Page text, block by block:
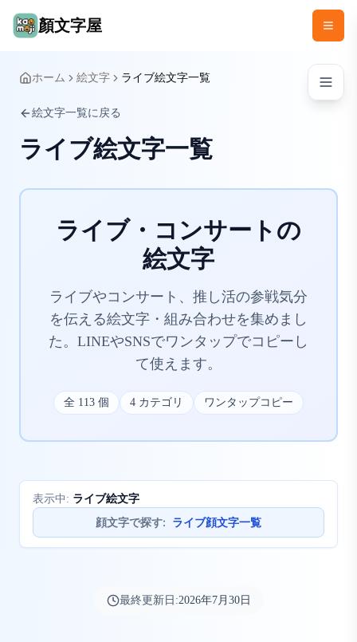
顏文字屋
ホーム 絵文字 ライブ絵文字一覧
絵文字一覧に戻る
ライブ絵文字一覧
ライブ・コンサートの
絵文字
ライブやコンサート、推し活の参戦気分
を伝える絵文字・組み合わせを集めまし
た。LINEやSNSでワンタップでコピーし
て使えます。
全 113 個 4 カテゴリ ワンタップコピー
表示中: ライブ絵文字
顔文字で探す: ライブ顔文字一覧
最終更新日:2026年7月30日